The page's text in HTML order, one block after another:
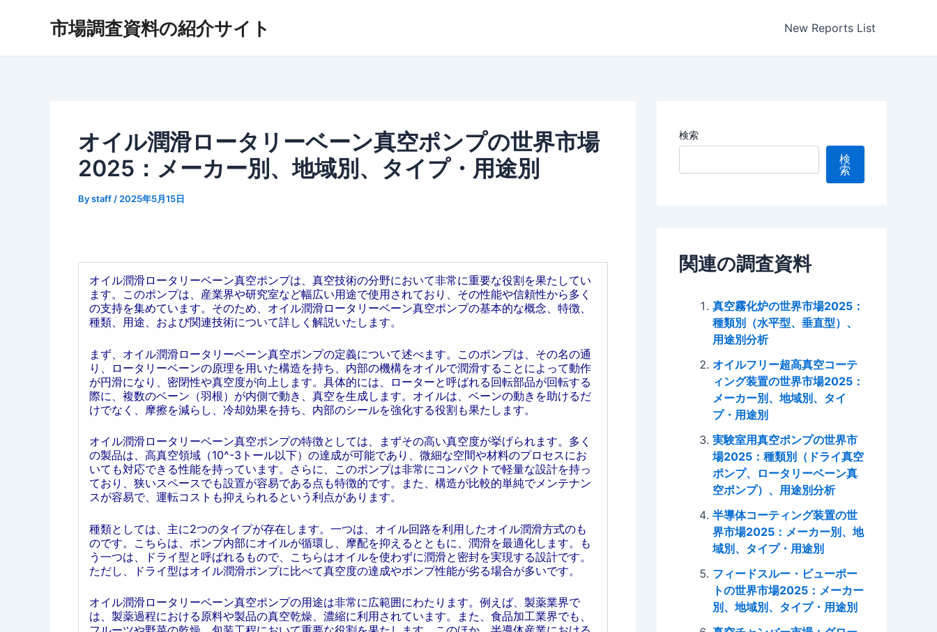
市場調査資料の紹介サイト New Reports List
オイル潤滑ロータリーベーン真空ポンプの世界市場
2025：メーカー別、地域別、タイプ・用途別
Bystaff / 2025年5月15日
オイル潤滑ロータリーベーン真空ポンプは、真空技術の分野において非常に重要な役割を果たしてい
ます。このポンプは、産業界や研究室など幅広い用途で使用されており、その性能や信頼性から多く
の支持を集めています。そのため、オイル潤滑ロータリーベーン真空ポンプの基本的な概念、特徴、
種類、用途、および関連技術について詳しく解説いたします。
まず、オイル潤滑ロータリーベーン真空ポンプの定義について述べます。このポンプは、その名の通
り、ロータリーベーンの原理を用いた構造を持ち、内部の機構をオイルで潤滑することによって動作
が円滑になり、密閉性や真空度が向上します。具体的には、ローターと呼ばれる回転部品が回転する
際に、複数のベーン（羽根）が内側で動き、真空を生成します。オイルは、ベーンの動きを助けるだ
けでなく、摩擦を減らし、冷却効果を持ち、内部のシールを強化する役割も果たします。
オイル潤滑ロータリーベーン真空ポンプの特徴としては、まずその高い真空度が挙げられます。多く
の製品は、高真空領域（10^-3トール以下）の達成が可能であり、微細な空間や材料のプロセスにお
いても対応できる性能を持っています。さらに、このポンプは非常にコンパクトで軽量な設計を持っ
ており、狭いスペースでも設置が容易である点も特徴的です。また、構造が比較的単純でメンテナン
スが容易で、運転コストも抑えられるという利点があります。
種類としては、主に2つのタイプが存在します。一つは、オイル回路を利用したオイル潤滑方式のも
のです。こちらは、ポンプ内部にオイルが循環し、摩配を抑えるとともに、潤滑を最適化します。も
う一つは、ドライ型と呼ばれるもので、こちらはオイルを使わずに潤滑と密封を実現する設計です。
ただし、ドライ型はオイル潤滑ポンプに比べて真空度の達成やポンプ性能が劣る場合が多いです。
オイル潤滑ロータリーベーン真空ポンプの用途は非常に広範囲にわたります。例えば、製薬業界で
は、製薬過程における原料や製品の真空乾燥、濃縮に利用されています。また、食品加工業界でも、
検索
検
索
関連の調査資料
真空霧化炉の世界市場2025：
種類別（水平型、垂直型）、
用途別分析
オイルフリー超高真空コーテ
ィング装置の世界市場2025：
メーカー別、地域別、タイ
プ・用途別
実験室用真空ポンプの世界市
場2025：種類別（ドライ真空
ポンプ、ロータリーベーン真
空ポンプ）、用途別分析
半導体コーティング装置の世
界市場2025：メーカー別、地
域別、タイプ・用途別
フィードスルー・ビューポー
トの世界市場2025：メーカー
別、地域別、タイプ・用途別